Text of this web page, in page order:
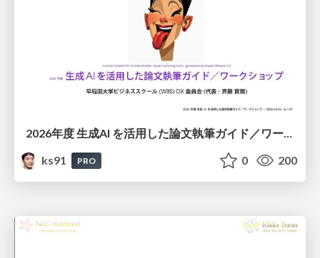
ks91
PRO 0 200